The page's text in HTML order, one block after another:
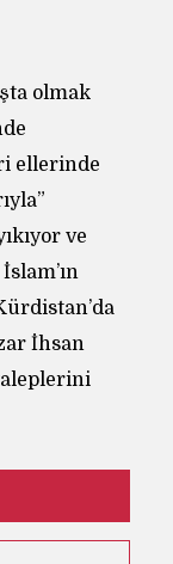
olmak
ellerinde
ve
İhsan